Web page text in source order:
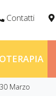
Contatti
Marzo